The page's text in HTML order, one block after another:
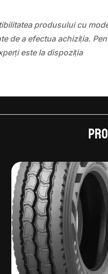
produsului cu
de a efectua achiziția.
este la dispoziția